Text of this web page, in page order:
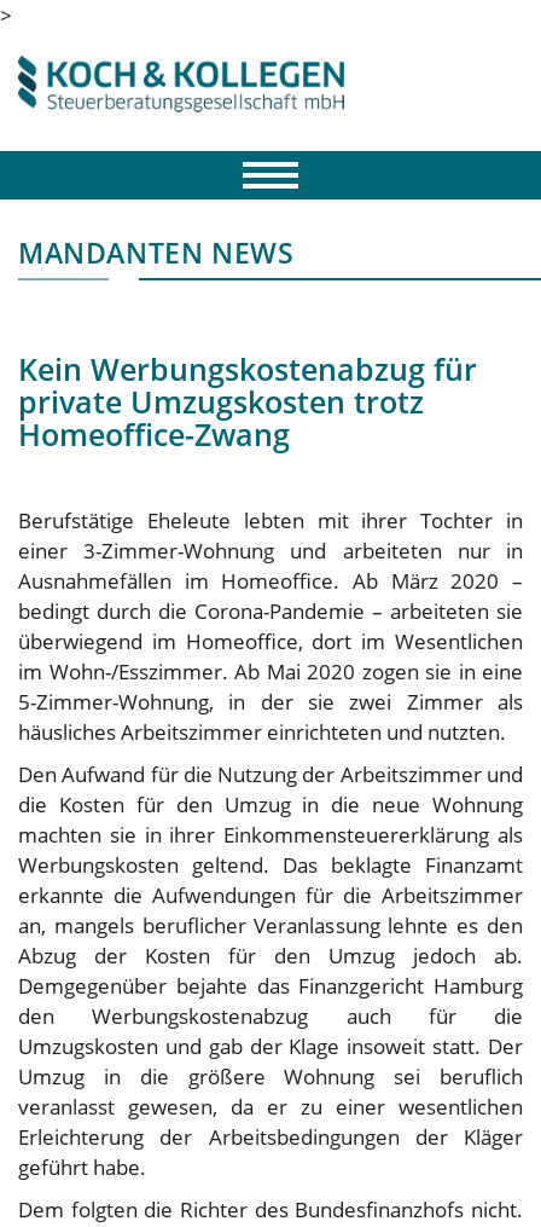
>
MANDANTEN NEWS
Kein Werbungskostenabzug für
private Umzugskosten trotz
Homeoffice-Zwang
Berufstätige Eheleute lebten mit ihrer Tochter in
einer 3-Zimmer-Wohnung und arbeiteten nur in
Ausnahmefällen im Homeoffice. Ab März 2020 –
bedingt durch die Corona-Pandemie – arbeiteten sie
überwiegend im Homeoffice, dort im Wesentlichen
im Wohn-/Esszimmer. Ab Mai 2020 zogen sie in eine
5-Zimmer-Wohnung, in der sie zwei Zimmer als
häusliches Arbeitszimmer einrichteten und nutzten.
Den Aufwand für die Nutzung der Arbeitszimmer und
die Kosten für den Umzug in die neue Wohnung
machten sie in ihrer Einkommensteuererklärung als
Werbungskosten geltend. Das beklagte Finanzamt
erkannte die Aufwendungen für die Arbeitszimmer
an, mangels beruflicher Veranlassung lehnte es den
Abzug der Kosten für den Umzug jedoch ab.
Demgegenüber bejahte das Finanzgericht Hamburg
den Werbungskostenabzug auch für die
Umzugskosten und gab der Klage insoweit statt. Der
Umzug in die größere Wohnung sei beruflich
veranlasst gewesen, da er zu einer wesentlichen
Erleichterung der Arbeitsbedingungen der Kläger
geführt habe.
Dem folgten die Richter des Bundesfinanzhofs nicht.